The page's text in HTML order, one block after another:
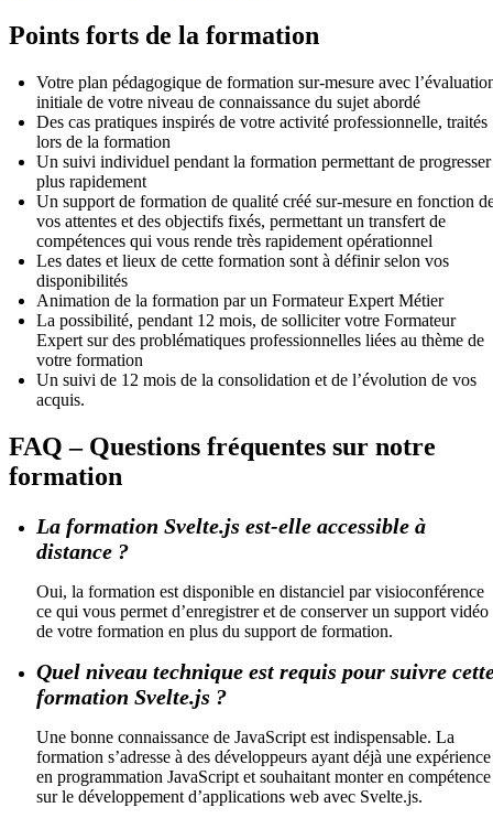
Points forts de la formation
Votre plan pédagogique de formation sur-mesure avec
initiale de votre niveau de connaissance du sujet abordé
Des cas pratiques inspirés de votre activité professionnelle, traités
lors de la formation
Un suivi individuel pendant la formation permettant de progresser
plus rapidement
Un support de formation de qualité créé sur-mesure en fonction
vos attentes et des objectifs fixés, permettant un transfert de
compétences qui vous rende très rapidement opérationnel
Les dates et lieux de cette formation sont à définir selon vos
disponibilités
Animation de la formation par un Formateur Expert Métier
La possibilité, pendant 12 mois, de solliciter votre Formateur
Expert sur des problématiques professionnelles liées au thème de
votre formation
Un suivi de 12 mois de la consolidation et de l’évolution de vos
acquis.
FAQ – Questions fréquentes sur notre
formation
La formation Svelte.js est-elle accessible à
distance ?
Oui, la formation est disponible en distanciel par visioconférence
ce qui vous permet d’enregistrer et de conserver un support vidéo
de votre formation en plus du support de formation.
Quel niveau technique est requis pour suivre
formation Svelte.js ?
Une bonne connaissance de JavaScript est indispensable. La
formation s’adresse à des développeurs ayant déjà une expérience
en programmation JavaScript et souhaitant monter en compétence
sur le développement d’applications web avec Svelte.js.